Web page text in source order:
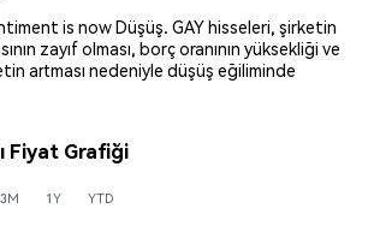
is now Düşüş. GAY hisseleri, şirketin
zayıf olması, borç oranının yüksekliği ve
artması nedeniyle düşüş eğiliminde
Fiyat Grafiği
3M 1Y YTD